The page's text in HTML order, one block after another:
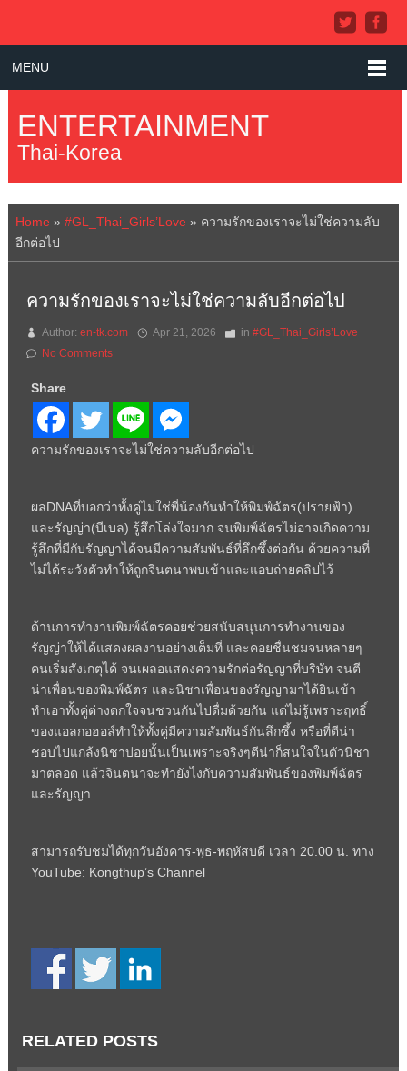
MENU
ENTERTAINMENT
Thai-Korea
Home » #GL_Thai_Girls’Love » ความรักของเราจะไม่ใช่ความลับ
อีกต่อไป
ความรักของเราจะไม่ใช่ความลับอีกต่อไป
Author: en-tk.com Apr 21, 2026 in #GL_Thai_Girls’Love
No Comments
Share
ความรักของเราจะไม่ใช่ความลับอีกต่อไป
ผลDNAที่บอกว่าทั้งคู่ไม่ใช่พี่น้องกันทำให้พิมพ์ฉัตร(ปรายฟ้า)
และรัญญ่า(บีเบล) รู้สึกโล่งใจมาก จนพิมพ์ฉัตรไม่อาจเกิดความ
รู้สึกที่มีกับรัญญาได้จนมีความสัมพันธ์ที่ลึกซึ้งต่อกัน ด้วยความที่
ไม่ได้ระวังตัวทำให้ถูกจินตนาพบเข้าและแอบถ่ายคลิปไว้
ด้านการทำงานพิมพ์ฉัตรคอยช่วยสนับสนุนการทำงานของ
รัญญ่าให้ได้แสดงผลงานอย่างเต็มที่ และคอยชื่นชมจนหลายๆ
คนเริ่มสังเกตุได้ จนเผลอแสดงความรักต่อรัญญาที่บริษัท จนตี
น่าเพื่อนของพิมพ์ฉัตร และนิชาเพื่อนของรัญญามาได้ยินเข้า
ทำเอาทั้งคู่ต่างตกใจจนชวนกันไปดื่มด้วยกัน แต่ไม่รู้เพราะฤทธิ์
ของแอลกอฮอล์ทำให้ทั้งคู่มีความสัมพันธ์กันลึกซึ้ง หรือที่ตีน่า
ชอบไปแกล้งนิชาบ่อยนั้นเป็นเพราะจริงๆตีน่าก็สนใจในตัวนิชา
มาตลอด แล้วจินตนาจะทำยังไงกับความสัมพันธ์ของพิมพ์ฉัตร
และรัญญา
สามารถรับชมได้ทุกวันอังคาร-พุธ-พฤหัสบดี เวลา 20.00 น. ทาง
YouTube: Kongthup’s Channel
RELATED POSTS